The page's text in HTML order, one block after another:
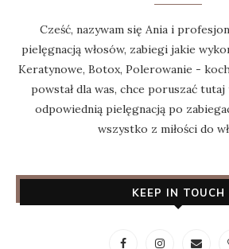
Cześć, nazywam się Ania i
pielęgnacją włosów, zabiegi jakie
Keratynowe, Botox, Polerowanie -
powstał dla was, chce poruszać
odpowiednią pielęgnacją po
wszystko z miłości do
KEEP IN TOUCH